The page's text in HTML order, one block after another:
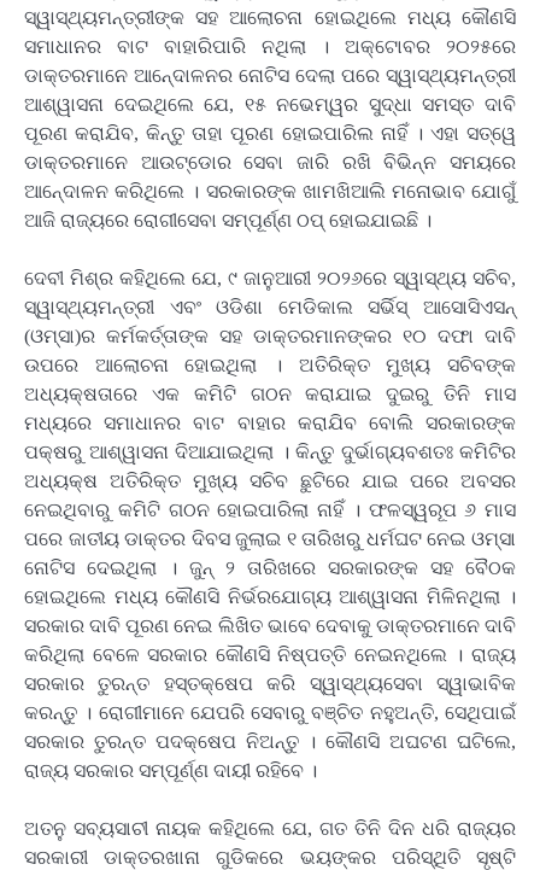
ସ୍ୱାସ୍ଥ୍ୟମନ୍ତ୍ରୀଙ୍କ ସହ ଆଲୋଚନା ହୋଇଥିଲେ ମଧ୍ୟ କୌଣସି
ସମାଧାନର ବାଟ ବାହାରିପାରି ନଥିଲା । ଅକ୍ଟୋବର ୨୦୨୫ରେ
ଡାକ୍ତରମାନେ ଆନେ୍‌ଦାଳନର ନୋଟିସ ଦେଲା ପରେ ସ୍ୱାସ୍ଥ୍ୟମନ୍ତ୍ରୀ
ଆଶ୍ୱାସନା ଦେଇଥିଲେ ଯେ, ୧୫ ନଭେମ୍ୱର ସୁଦ୍ଧା ସମସ୍ତ ଦାବି
ପୂରଣ କରାଯିବ, କିନ୍ତୁ ତାହା ପୂରଣ ହୋଇପାରିଲ ନାହିଁ । ଏହା ସତ୍ୱେ
ଡାକ୍ତରମାନେ ଆଉଟ୍‌ଡୋର ସେବା ଜାରି ରଖି ବିଭିନ୍ନ ସମୟରେ
ଆନେ୍‌ଦାଳନ କରିଥିଲେ । ସରକାରଙ୍କ ଖାମଖିଆଲି ମନୋଭାବ ଯୋଗୁଁ
ଆଜି ରାଜ୍ୟରେ ରୋଗୀସେବା ସମ୍ପୂର୍ଣ୍ଣ ଠପ୍ ହୋଇଯାଇଛି ।
ଦେବୀ ମିଶ୍ର କହିଥିଲେ ଯେ, ୯ ଜାନୁଆରୀ ୨୦୨୬ରେ ସ୍ୱାସ୍ଥ୍ୟ ସଚିବ,
ସ୍ୱାସ୍ଥ୍ୟମନ୍ତ୍ରୀ ଏବଂ ଓଡିଶା ମେଡିକାଲ ସର୍ଭିସ୍ ଆସୋସିଏସନ୍
(ଓମ୍ସା)ର କର୍ମକର୍ତ୍ତାଙ୍କ ସହ ଡାକ୍ତରମାନଙ୍କର ୧୦ ଦଫା ଦାବି
ଉପରେ ଆଲୋଚନା ହୋଇଥିଲା । ଅତିରିକ୍ତ ମୁଖ୍ୟ ସଚିବଙ୍କ
ଅଧ୍ୟକ୍ଷତାରେ ଏକ କମିଟି ଗଠନ କରାଯାଇ ଦୁଇରୁ ତିନି ମାସ
ମଧ୍ୟରେ ସମାଧାନର ବାଟ ବାହାର କରାଯିବ ବୋଲି ସରକାରଙ୍କ
ପକ୍ଷରୁ ଆଶ୍ୱାସନା ଦିଆଯାଇଥିଲା । କିନ୍ତୁ ଦୁର୍ଭାଗ୍ୟବଶତଃ କମିଟିର
ଅଧ୍ୟକ୍ଷ ଅତିରିକ୍ତ ମୁଖ୍ୟ ସଚିବ ଛୁଟିରେ ଯାଇ ପରେ ଅବସର
ନେଇଥିବାରୁ କମିଟି ଗଠନ ହୋଇପାରିଲା ନାହିଁ । ଫଳସ୍ୱରୂପ ୬ ମାସ
ପରେ ଜାତୀୟ ଡାକ୍ତର ଦିବସ ଜୁଲାଇ ୧ ତାରିଖରୁ ଧର୍ମଘଟ ନେଇ ଓମ୍ସା
ନୋଟିସ ଦେଇଥିଲା । ଜୁନ୍ ୨ ତାରିଖରେ ସରକାରଙ୍କ ସହ ବୈଠକ
ହୋଇଥିଲେ ମଧ୍ୟ କୌଣସି ନିର୍ଭରଯୋଗ୍ୟ ଆଶ୍ୱାସନା ମିଳିନଥିଲା ।
ସରକାର ଦାବି ପୂରଣ ନେଇ ଲିଖିତ ଭାବେ ଦେବାକୁ ଡାକ୍ତରମାନେ ଦାବି
କରିଥିଲା ବେଳେ ସରକାର କୌଣସି ନିଷ୍ପତ୍ତି ନେଇନଥିଲେ । ରାଜ୍ୟ
ସରକାର ତୁରନ୍ତ ହସ୍ତକ୍ଷେପ କରି ସ୍ୱାସ୍ଥ୍ୟସେବା ସ୍ୱାଭାବିକ
କରନ୍ତୁ । ରୋଗୀମାନେ ଯେପରି ସେବାରୁ ବଞ୍ଚିତ ନହୁଅନ୍ତି, ସେଥିପାଇଁ
ସରକାର ତୁରନ୍ତ ପଦକ୍ଷେପ ନିଅନ୍ତୁ । କୌଣସି ଅଘଟଣ ଘଟିଲେ,
ରାଜ୍ୟ ସରକାର ସମ୍ପୂର୍ଣ୍ଣ ଦାୟୀ ରହିବେ ।
ଅତନୁ ସବ୍ୟସାଚୀ ନାୟକ କହିଥିଲେ ଯେ, ଗତ ତିନି ଦିନ ଧରି ରାଜ୍ୟର
ସରକାରୀ ଡାକ୍ତରଖାନା ଗୁଡିକରେ ଭୟଙ୍କର ପରିସ୍ଥିତି ସୃଷ୍ଟି